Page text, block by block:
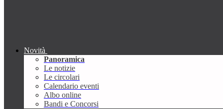
Novità
Panoramica
Le notizie
Le circolari
Calendario eventi
Albo online
Bandi e Concorsi